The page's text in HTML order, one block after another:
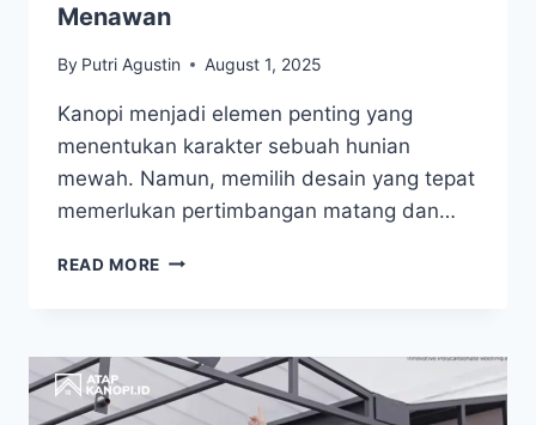
Menawan
By Putri Agustin August 1, 2025
Kanopi menjadi elemen penting yang
menentukan karakter sebuah hunian
mewah. Namun, memilih desain yang tepat
memerlukan pertimbangan matang dan…
READ MORE